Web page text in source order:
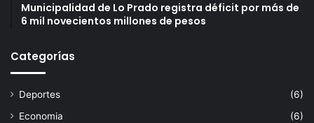
Municipalidad de Lo Prado registra déficit por más de
6 mil novecientos millones de pesos
Categorías
Deportes
(6)
Economia
(6)